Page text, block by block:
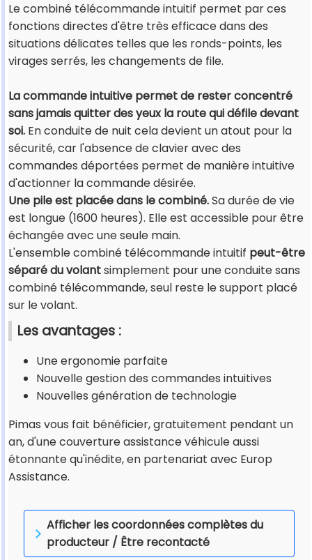
Le combiné télécommande intuitif permet par ces
fonctions directes d'être très efficace dans des
situations délicates telles que les ronds-points, les
virages serrés, les changements de file.
La commande intuitive permet de rester concentré
sans jamais quitter des yeux la route qui défile devant
soi. En conduite de nuit cela devient un atout pour la
sécurité, car l'absence de clavier avec des
commandes déportées permet de manière intuitive
d'actionner la commande désirée.
Une pile est placée dans le combiné.Sa durée de vie
est longue (1600 heures). Elle est accessible pour être
échangée avec une seule main.
L'ensemble combiné télécommande intuitif peut-être
séparé du volantsimplement pour une conduite sans
combiné télécommande, seul reste le support placé
sur le volant.
Les avantages :
Une ergonomie parfaite
Nouvelle gestion des commandes intuitives
Nouvelles génération de technologie
Pimas vous fait bénéficier, gratuitement pendant un
an, d'une couverture assistance véhicule aussi
étonnante qu'inédite, en partenariat avec Europ
Assistance.
Afficher les coordonnées complètes du
producteur / Être recontacté